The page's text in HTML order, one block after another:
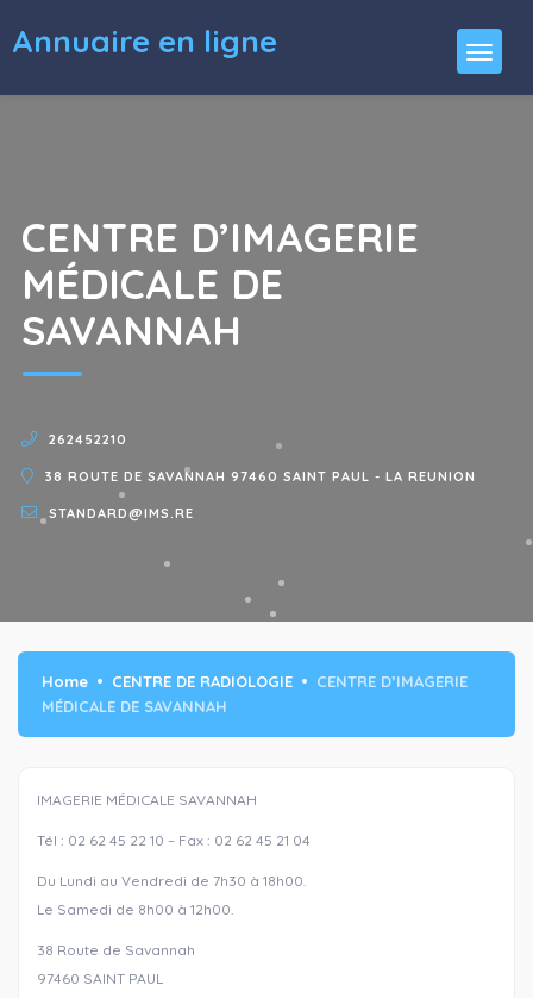
Annuaire en ligne
CENTRE D’IMAGERIE
MÉDICALE DE
SAVANNAH
262452210
38 ROUTE DE SAVANNAH 97460 SAINT PAUL - LA REUNION
STANDARD@IMS.RE
Home CENTRE DE RADIOLOGIE
CENTRE D’IMAGERIE
MÉDICALE DE SAVANNAH
IMAGERIE MÉDICALE SAVANNAH
Tél : 02 62 45 22 10 – Fax : 02 62 45 21 04
Du Lundi au Vendredi de 7h30 à 18h00.
Le Samedi de 8h00 à 12h00.
38 Route de Savannah
97460 SAINT PAUL